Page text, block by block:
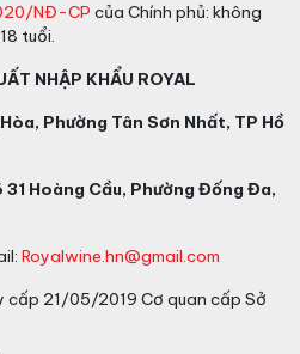
NĐ-CP của Chính phủ: không
tuổi.
NHẬP KHẨU ROYAL
Phường Tân Sơn Nhất, TP Hồ
31 Hoàng Cầu, Phường Đống Đa,
Royalwine.hn@gmail.com
cấp 21/05/2019 Cơ quan cấp Sở